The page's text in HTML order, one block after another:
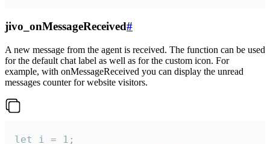
jivo_onMessageReceived#
A new message from the agent is received. The function can be used
for the default chat label as well as for the custom icon. For
example, with onMessageReceived you can display the unread
messages counter for website visitors.
let i = 1;